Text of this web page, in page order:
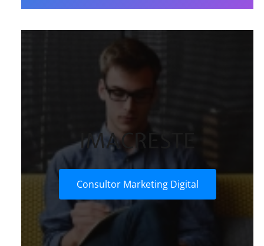
IMACRESTE
Consultor Marketing Digital